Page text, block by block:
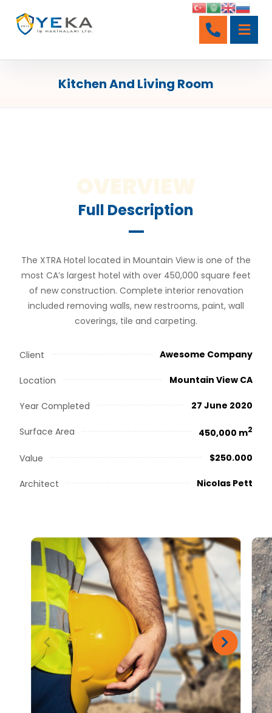
Kitchen And Living Room
OVERVIEW
Full Description
The XTRA Hotel located in Mountain View is one of the
most CA’s largest hotel with over 450,000 square feet
of new construction. Complete interior renovation
included removing walls, new restrooms, paint, wall
coverings, tile and carpeting.
Client Awesome Company
Location Mountain View CA
Year Completed 27 June 2020
Surface Area 450,000 m2
Value $250.000
Architect Nicolas Pett